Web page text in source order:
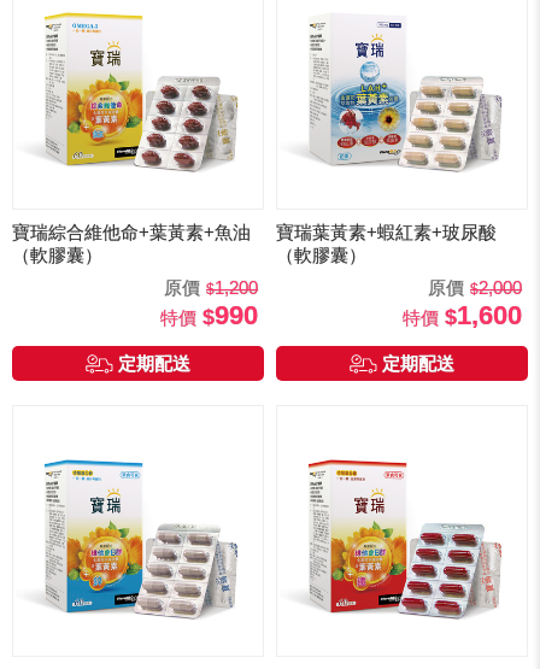
寶瑞綜合維他命+葉黃素+魚油
（軟膠囊）
原價
1,200
特價
990
定期配送
寶瑞葉黃素+蝦紅素+玻尿酸
（軟膠囊）
原價
2,000
特價
1,600
定期配送